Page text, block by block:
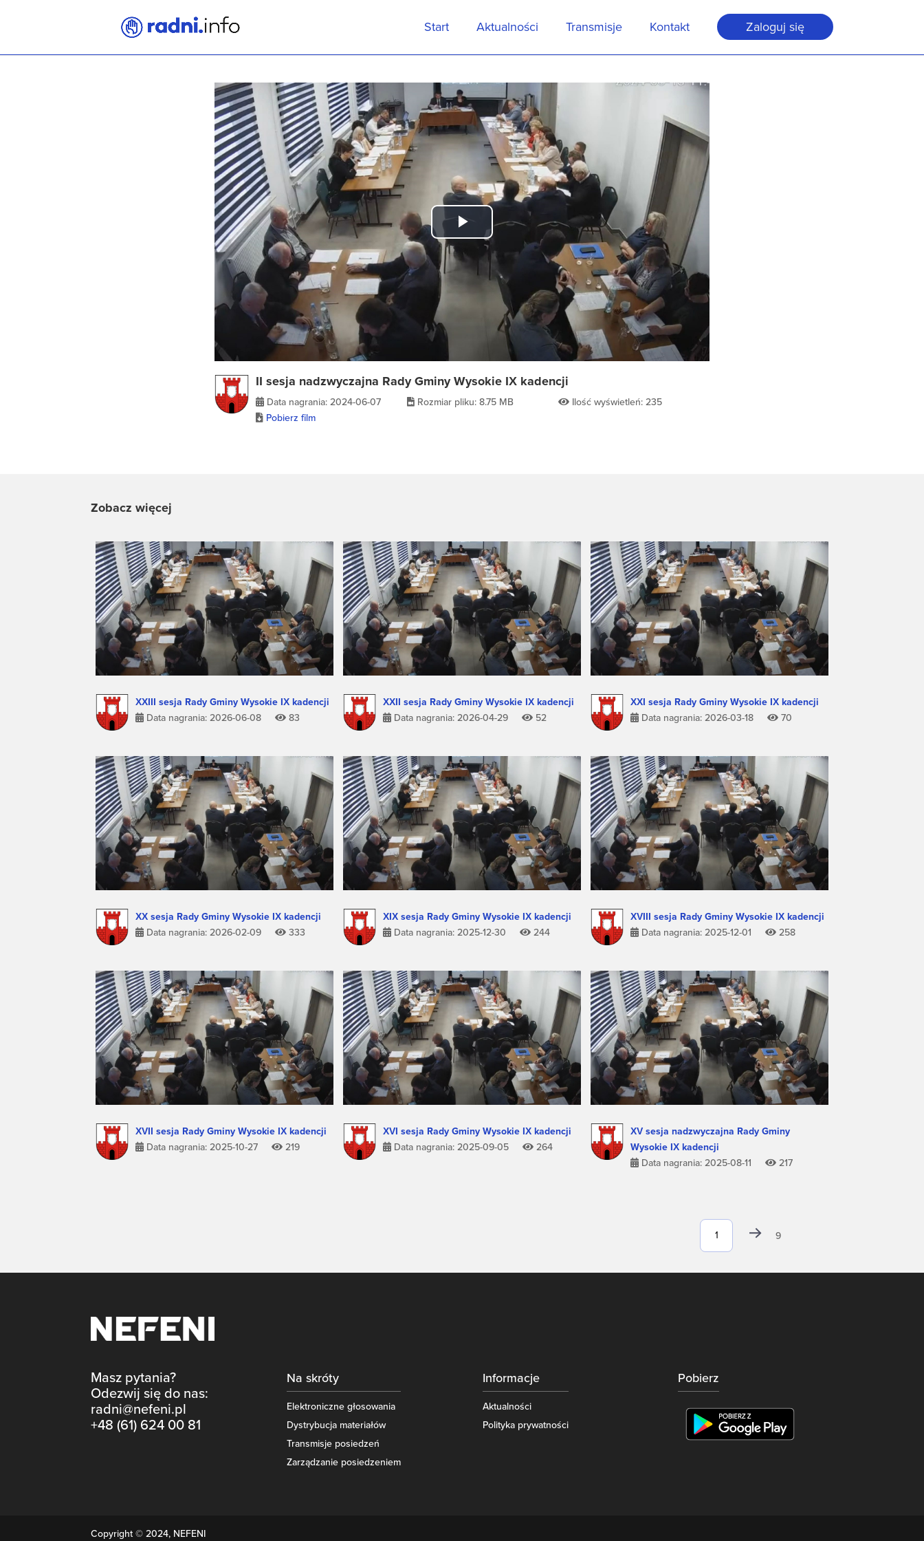
Start Aktualności Transmisje Kontakt Zaloguj się
Play
Video
II sesja nadzwyczajna Rady Gminy Wysokie IX kadencji
Data nagrania: 2024-06-07 Rozmiar pliku: 8.75 MB
Ilość wyświetleń: 235
Pobierz film
Zobacz więcej
XXIII sesja Rady Gminy Wysokie IX kadencji
Data nagrania: 2026-06-08
83
XXII sesja Rady Gminy Wysokie IX kadencji
Data nagrania: 2026-04-29
52
XXI sesja Rady Gminy Wysokie IX kadencji
Data nagrania: 2026-03-18
70
XX sesja Rady Gminy Wysokie IX kadencji
Data nagrania: 2026-02-09
333
XIX sesja Rady Gminy Wysokie IX kadencji
Data nagrania: 2025-12-30
244
XVIII sesja Rady Gminy Wysokie IX kadencji
Data nagrania: 2025-12-01
258
XVII sesja Rady Gminy Wysokie IX kadencji
Data nagrania: 2025-10-27
219
XVI sesja Rady Gminy Wysokie IX kadencji
Data nagrania: 2025-09-05
264
XV sesja nadzwyczajna Rady Gminy
Wysokie IX kadencji
Data nagrania: 2025-08-11
217
9
Masz pytania?
Odezwij się do nas:
radni@nefeni.pl
+48 (61) 624 00 81
Na skróty
Elektroniczne głosowania
Dystrybucja materiałów
Transmisje posiedzeń
Zarządzanie posiedzeniem
Informacje
Aktualności
Polityka prywatności
Pobierz
Copyright © 2024, NEFENI